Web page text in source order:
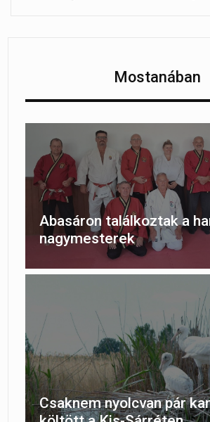
Mostanában
Abasáron találkoztak a
nagymesterek
Csaknem nyolcvan pár